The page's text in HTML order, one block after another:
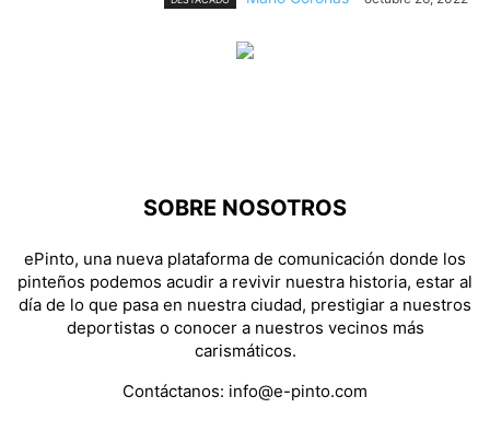
SOBRE NOSOTROS
ePinto, una nueva plataforma de comunicación donde los
pinteños podemos acudir a revivir nuestra historia, estar al
día de lo que pasa en nuestra ciudad, prestigiar a nuestros
deportistas o conocer a nuestros vecinos más
carismáticos.
Contáctanos: info@e-pinto.com